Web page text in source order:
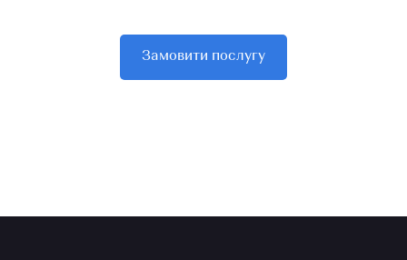
Замовити послугу